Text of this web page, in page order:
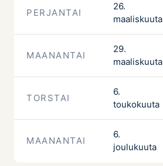
PERJANTAI
26.
maaliskuuta
MAANANTAI
29.
maaliskuuta
TORSTAI
6.
toukokuuta
MAANANTAI
6.
joulukuuta